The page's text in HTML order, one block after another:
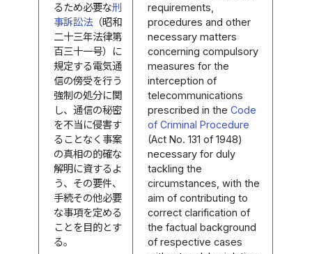
るため必要な刑
事訴訟法（昭和
二十三年法律第
百三十一号）に
規定する電気通
信の傍受を行う
強制の処分に関
し、通信の秘密
を不当に侵害す
ることなく事案
の真相の的確な
解明に資するよ
う、その要件、
手続その他必要
な事項を定める
ことを目的とす
る。
requirements,
procedures and other
necessary matters
concerning compulsory
measures for the
interception of
telecommunications
prescribed in theCode
of Criminal Procedure
(Act No. 131 of 1948)
necessary for duly
tackling the
circumstances, with the
aim of contributing to
correct clarification of
the factual background
of respective cases